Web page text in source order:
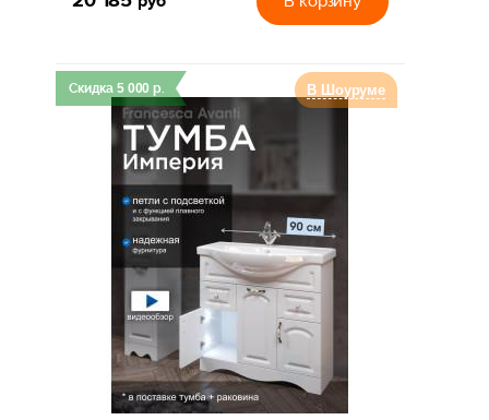
Скидка 5 000 р. В Шоуруме